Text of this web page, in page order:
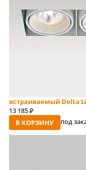
встраиваемый Delta
13 185 руб
В КОРЗИНУ под